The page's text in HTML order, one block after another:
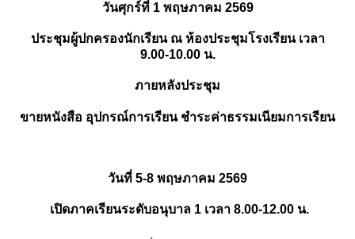
วันศุกร์ที่ 1 พฤษภาคม 2569
ประชุมผู้ปกครองนักเรียน ณ ห้องประชุมโรงเรียน เวลา
9.00-10.00 น.
ภายหลังประชุม
ขายหนังสือ อุปกรณ์การเรียน ชำระค่าธรรมเนียมการเรียน
วันที่ 5-8 พฤษภาคม 2569
เปิดภาคเรียนระดับอนุบาล 1 เวลา 8.00-12.00 น.